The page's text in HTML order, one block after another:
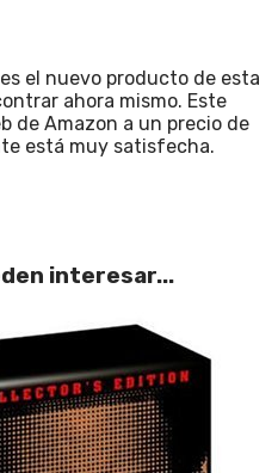
el nuevo producto de esta
ahora mismo. Este
de Amazon a un precio de
está muy satisfecha.
interesar...